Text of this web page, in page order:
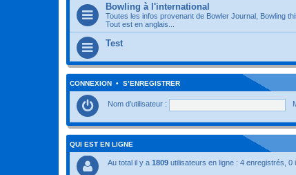
Bowling à l'international
Toutes les infos provenant de Bowler Journal, Bowling
Tout est en anglais...
Test
CONNEXION • S’ENREGISTRER
Nom d’utilisateur :
QUI EST EN LIGNE
Au total il y a 1809 utilisateurs en ligne : 4 enregistrés, 0